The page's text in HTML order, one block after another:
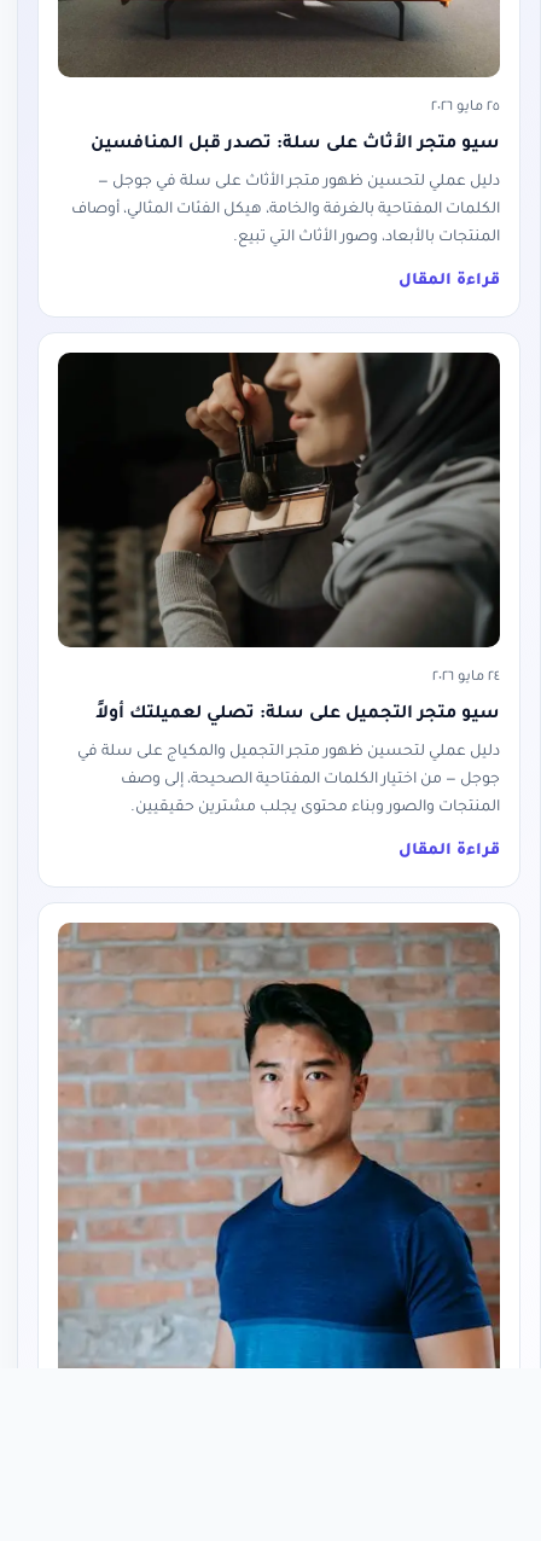
٢٥ مايو ٢٠٢٦
سيو متجر الأثاث على سلة: تصدر قبل المنافسين
دليل عملي لتحسين ظهور متجر الأثاث على سلة في جوجل —
الكلمات المفتاحية بالغرفة والخامة، هيكل الفئات المثالي، أوصاف
المنتجات بالأبعاد، وصور الأثاث التي تبيع.
قراءة المقال
٢٤ مايو ٢٠٢٦
سيو متجر التجميل على سلة: تصلي لعميلتك أولاً
دليل عملي لتحسين ظهور متجر التجميل والمكياج على سلة في
جوجل — من اختيار الكلمات المفتاحية الصحيحة، إلى وصف
المنتجات والصور وبناء محتوى يجلب مشترين حقيقيين.
قراءة المقال